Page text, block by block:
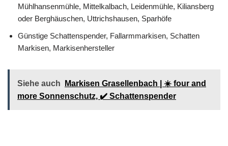
Mühlhansenmühle, Mittelkalbach, Leidenmühle, Kiliansberg
oder Berghäuschen, Uttrichshausen, Sparhöfe
Günstige Schattenspender, Fallarmmarkisen, Schatten
Markisen, Markisenhersteller
Siehe auch
Markisen Grasellenbach | ☀️ four and
more Sonnenschutz, ✔️ Schattenspender